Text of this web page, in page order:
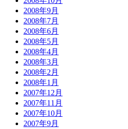
2008年9月
2008年7月
2008年6月
2008年5月
2008年4月
2008年3月
2008年2月
2008年1月
2007年12月
2007年11月
2007年10月
2007年9月